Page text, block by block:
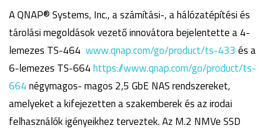
A QNAP® Systems, Inc., a számítási-, a hálózatépítési és
tárolási megoldások vezető innovátora bejelentette a 4-
lemezes TS-464 www.qnap.com/go/product/ts-433 és a
6-lemezes TS-664https://www.qnap.com/go/product/ts-
664négymagos- magos 2,5 GbE NAS rendszereket,
amelyeket a kifejezetten a szakemberek és az irodai
felhasználók igényeikhez terveztek. Az M.2 NMVe SSD